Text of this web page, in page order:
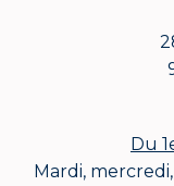
Du
Mardi,